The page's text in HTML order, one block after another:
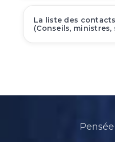
La liste des
(Conseils, ministres,